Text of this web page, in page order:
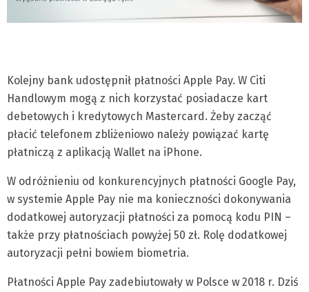
Kolejny bank udostępnił płatności Apple Pay. W Citi
Handlowym mogą z nich korzystać posiadacze kart
debetowych i kredytowych Mastercard. Żeby zacząć
płacić telefonem zbliżeniowo należy powiązać kartę
płatniczą z aplikacją Wallet na iPhone.
W odróżnieniu od konkurencyjnych płatności Google Pay,
w systemie Apple Pay nie ma konieczności dokonywania
dodatkowej autoryzacji płatności za pomocą kodu PIN –
także przy płatnościach powyżej 50 zł. Rolę dodatkowej
autoryzacji pełni bowiem biometria.
Płatności Apple Pay zadebiutowały w Polsce w 2018 r. Dziś